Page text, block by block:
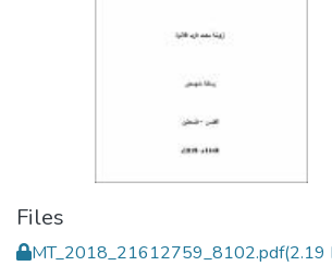
Files
MT_2018_21612759_8102.pdf(2.19